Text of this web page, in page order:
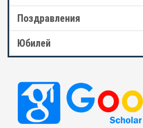
Поздравления
Юбилей